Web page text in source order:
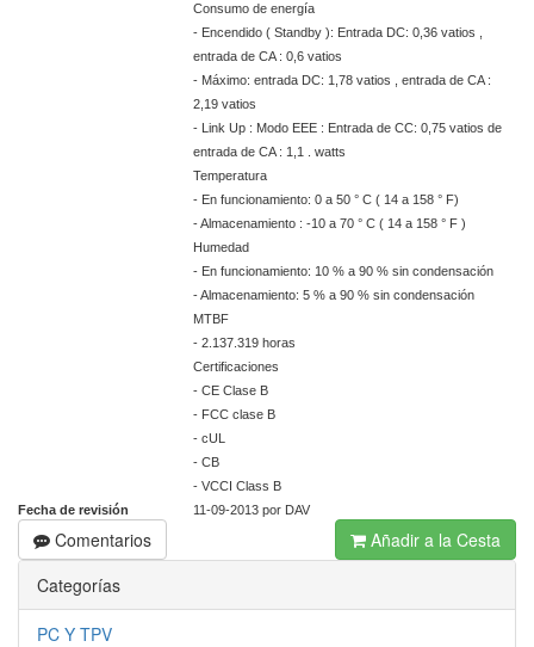
Consumo de energía
- Encendido ( Standby ): Entrada DC: 0,36 vatios ,
entrada de CA : 0,6 vatios
- Máximo: entrada DC: 1,78 vatios , entrada de CA :
2,19 vatios
- Link Up : Modo EEE : Entrada de CC: 0,75 vatios de
entrada de CA : 1,1 . watts
Temperatura
- En funcionamiento: 0 a 50 ° C ( 14 a 158 ° F)
- Almacenamiento : -10 a 70 ° C ( 14 a 158 ° F )
Humedad
- En funcionamiento: 10 % a 90 % sin condensación
- Almacenamiento: 5 % a 90 % sin condensación
MTBF
- 2.137.319 horas
Certificaciones
- CE Clase B
- FCC clase B
- cUL
- CB
- VCCI Class B
Fecha de revisión
11-09-2013 por DAV
Comentarios
Añadir a la Cesta
Categorías
PC Y TPV